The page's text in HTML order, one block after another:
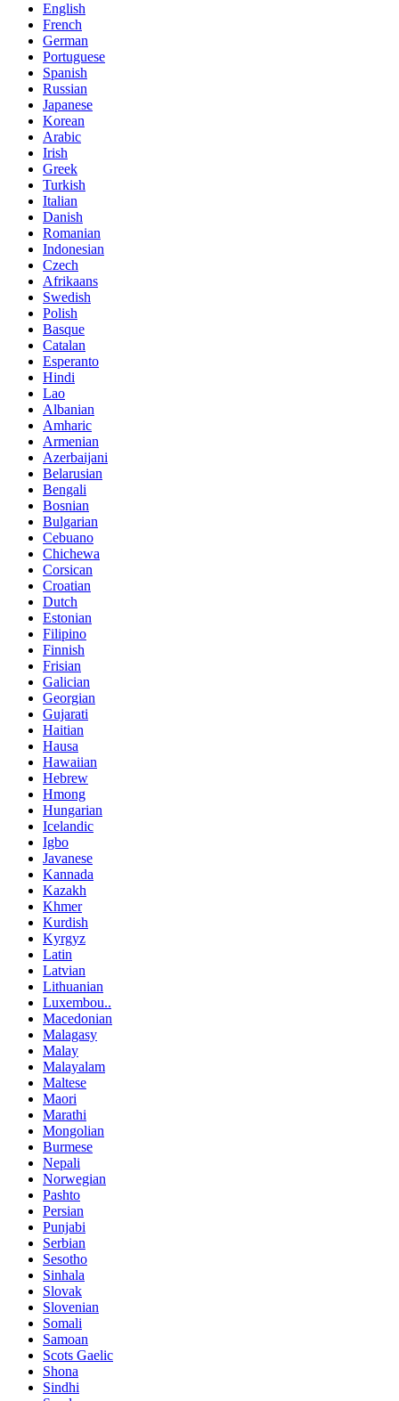
English
French
German
Portuguese
Spanish
Russian
Japanese
Korean
Arabic
Irish
Greek
Turkish
Italian
Danish
Romanian
Indonesian
Czech
Afrikaans
Swedish
Polish
Basque
Catalan
Esperanto
Hindi
Lao
Albanian
Amharic
Armenian
Azerbaijani
Belarusian
Bengali
Bosnian
Bulgarian
Cebuano
Chichewa
Corsican
Croatian
Dutch
Estonian
Filipino
Finnish
Frisian
Galician
Georgian
Gujarati
Haitian
Hausa
Hawaiian
Hebrew
Hmong
Hungarian
Icelandic
Igbo
Javanese
Kannada
Kazakh
Khmer
Kurdish
Kyrgyz
Latin
Latvian
Lithuanian
Luxembou..
Macedonian
Malagasy
Malay
Malayalam
Maltese
Maori
Marathi
Mongolian
Burmese
Nepali
Norwegian
Pashto
Persian
Punjabi
Serbian
Sesotho
Sinhala
Slovak
Slovenian
Somali
Samoan
Scots Gaelic
Shona
Sindhi